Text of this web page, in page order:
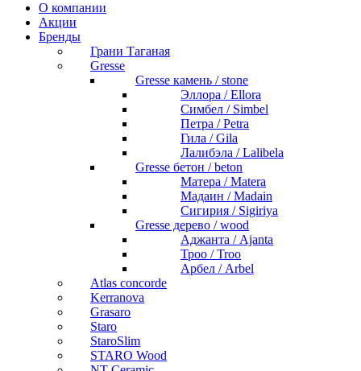
О компании
Акции
Бренды
Грани Таганая
Gresse
Gresse камень / stone
Эллора / Ellora
Симбел / Simbel
Петра / Petra
Гила / Gila
Лалибэла / Lalibela
Gresse бетон / beton
Матера / Matera
Мадаин / Madain
Сигирия / Sigiriya
Gresse дерево / wood
Аджанта / Ajanta
Троо / Troo
Арбел / Arbel
Atlas concorde
Kerranova
Grasaro
Staro
StaroSlim
STARO Wood